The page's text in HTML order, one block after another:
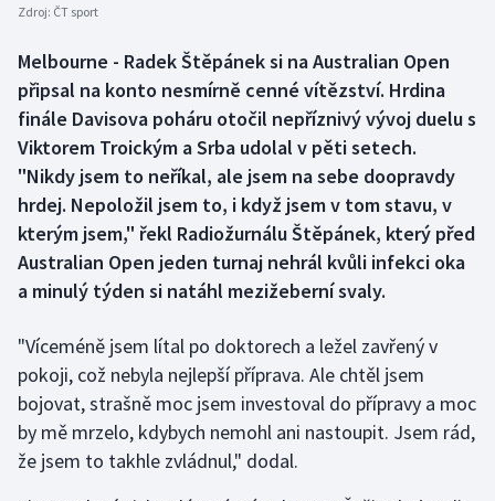
Box
Curling
Dostihy
Florbal
Futsal
Golf
Gymnastika
Házená
Zdroj: ČT sport
Melbourne - Radek Štěpánek si na Australian Open
připsal na konto nesmírně cenné vítězství. Hrdina
finále Davisova poháru otočil nepříznivý vývoj duelu s
Viktorem Troickým a Srba udolal v pěti setech.
"Nikdy jsem to neříkal, ale jsem na sebe doopravdy
hrdej. Nepoložil jsem to, i když jsem v tom stavu, v
kterým jsem," řekl Radiožurnálu Štěpánek, který před
Australian Open jeden turnaj nehrál kvůli infekci oka
a minulý týden si natáhl mezižeberní svaly.
"Víceméně jsem lítal po doktorech a ležel zavřený v
pokoji, což nebyla nejlepší příprava. Ale chtěl jsem
bojovat, strašně moc jsem investoval do přípravy a moc
by mě mrzelo, kdybych nemohl ani nastoupit. Jsem rád,
že jsem to takhle zvládnul," dodal.